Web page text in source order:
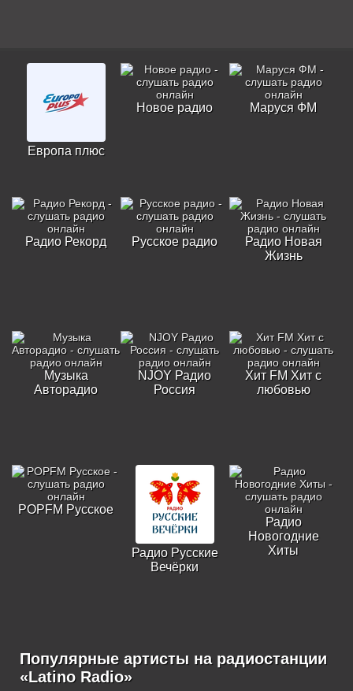
Европа плюс
Новое радио Маруся ФМ
Радио Рекорд Русское радио
Радио Новая
Жизнь
Музыка
Авторадио
NJOY Радио
Россия
Хит FM Хит с
любовью
POPFM Русское
Радио Русские
Вечёрки
Радио
Новогодние
Хиты
Популярные артисты на радиостанции
«Latino Radio»